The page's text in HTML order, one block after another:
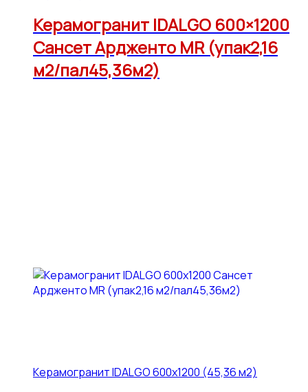
Керамогранит IDALGO 600×1200
Сансет Ардженто МR (упак2,16
м2/пал45,36м2)
Керамогранит IDALGO 600x1200 (45,36 м2)